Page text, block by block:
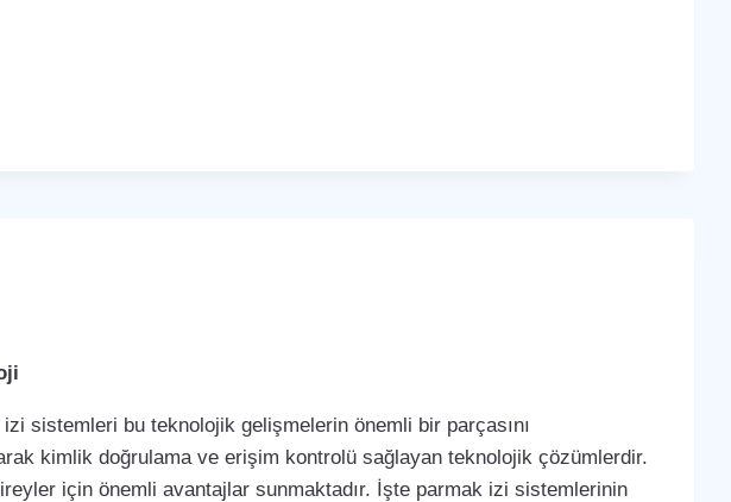
sistemleri bu teknolojik gelişmelerin önemli bir parçasını
kimlik doğrulama ve erişim kontrolü sağlayan teknolojik çözümlerdir.
için önemli avantajlar sunmaktadır. İşte parmak izi sistemlerinin